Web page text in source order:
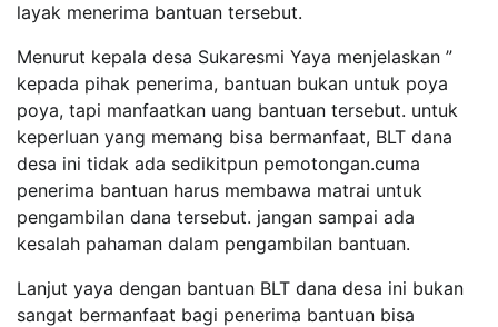
layak menerima bantuan tersebut.
Menurut kepala desa Sukaresmi Yaya menjelaskan ”
kepada pihak penerima, bantuan bukan untuk poya
poya, tapi manfaatkan uang bantuan tersebut. untuk
keperluan yang memang bisa bermanfaat, BLT dana
desa ini tidak ada sedikitpun pemotongan.cuma
penerima bantuan harus membawa matrai untuk
pengambilan dana tersebut. jangan sampai ada
kesalah pahaman dalam pengambilan bantuan.
Lanjut yaya dengan bantuan BLT dana desa ini bukan
sangat bermanfaat bagi penerima bantuan bisa